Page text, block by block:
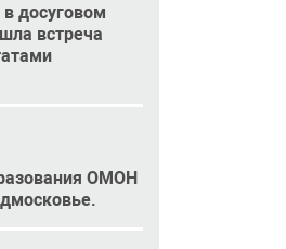
досуговом
встреча
ОМОН